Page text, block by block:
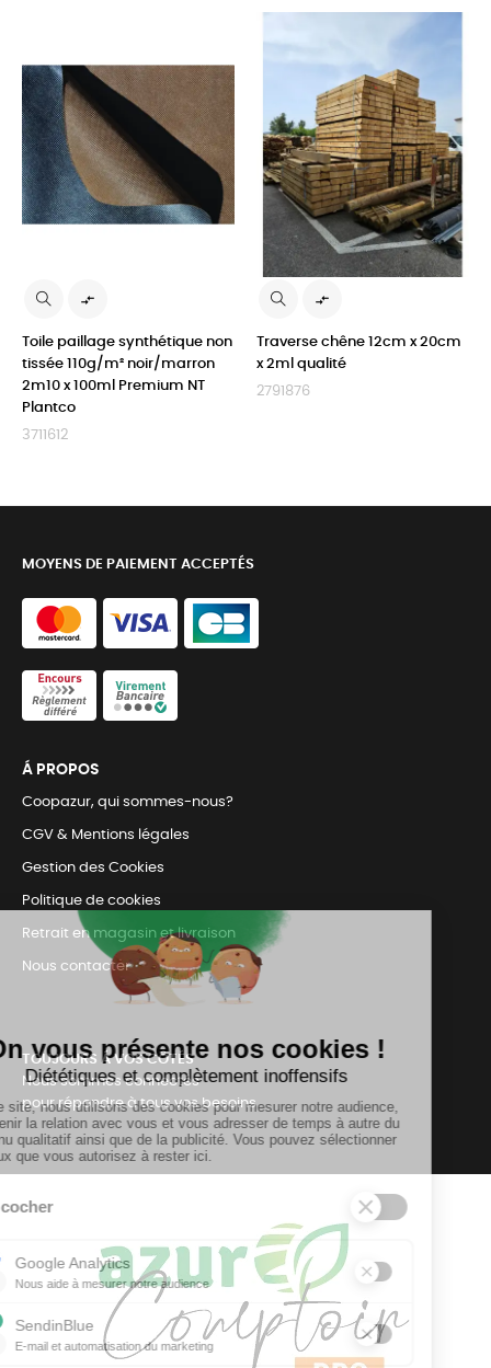

Toile paillage synthétique non
tissée 110g/m² noir/marron
2m10 x 100ml Premium NT
Plantco
3711612

Traverse chêne 12cm x 20cm
x 2ml qualité
2791876
MOYENS DE PAIEMENT ACCEPTÉS
Á PROPOS
Coopazur, qui sommes-nous?
CGV & Mentions légales
Gestion des Cookies
Politique de cookies
Retrait en magasin et livraison
Nous contacter
TOUJOURS Á VOS CÔTÉS
Nous sommes connectés
pour répondre à tous vos besoins